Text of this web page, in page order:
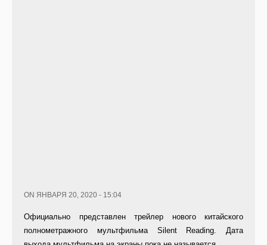
ON ЯНВАРЯ 20, 2020 - 15:04
Официально представлен трейлер нового китайского
полнометражного мультфильма Silent Reading. Дата